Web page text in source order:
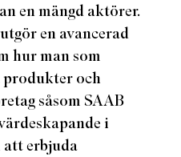
en mängd aktörer.
en avancerad
hur man som
produkter och
såsom SAAB
i
att erbjuda